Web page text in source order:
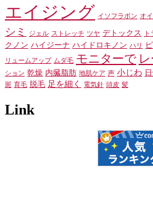
エイジング イソフラボン オ
シミ ジェル ストレッチ ツヤ デトックス
クノン ハイジーナ ハイドロキノン ハリ
リュームアップ ムダ毛 モニターで
ション 乾燥 内臓脂肪 地肌ケア 声 小じわ
斑 育毛 脱毛 足を細く 電気針 頭皮 髪
Link